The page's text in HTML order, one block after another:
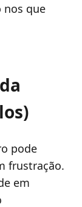
nos que
pode
frustração.
em